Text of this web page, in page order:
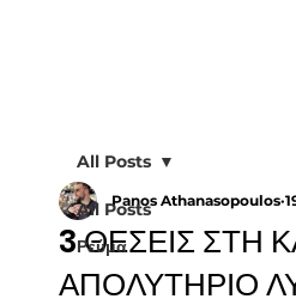
All Posts
Ρεύμα
All Posts
3 ΘΕΣΕΙΣ ΣΤΗ
ΑΠΟΛΥΤΗΡΙΟ
Panos Athanasopoulos